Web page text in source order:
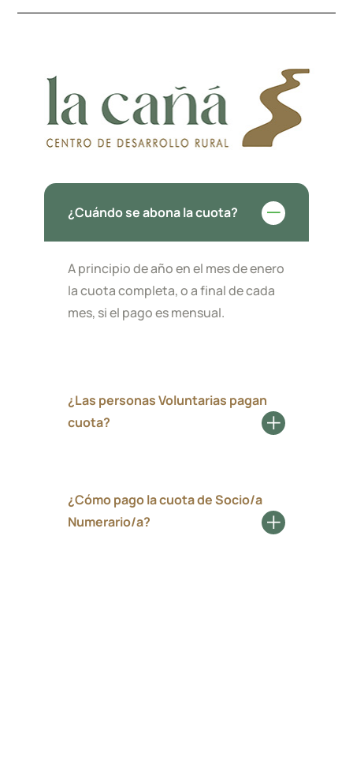
¿Cuándo se abona la cuota?
A principio de año en el mes de enero
la cuota completa, o a final de cada
mes, si el pago es mensual.
¿Las personas Voluntarias pagan
cuota?
¿Cómo pago la cuota de Socio/a
Numerario/a?